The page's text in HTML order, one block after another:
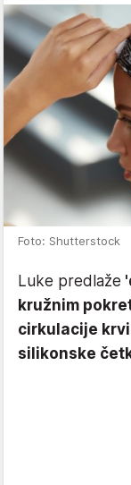
Foto: Shutterstock
Luke predlaže
kružnim
cirkulacije
silikonske